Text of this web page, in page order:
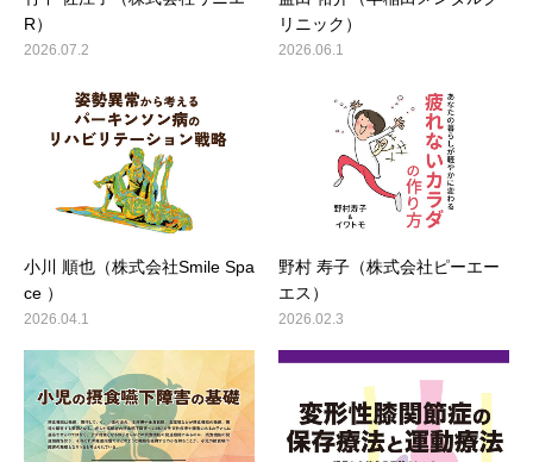
R）
2026.07.2
リニック）
2026.06.1
小川 順也（株式会社Smile Spa
ce ）
2026.04.1
野村 寿子（株式会社ピーエー
エス）
2026.02.3